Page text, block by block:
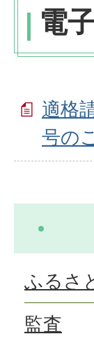
電
適格
号の
ふるさ
監査